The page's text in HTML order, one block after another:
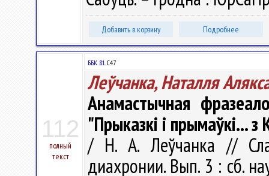
Добавить в корзину Подробнее
112
полный
текст
ББК 81.С47
Леўчанка, Наталля
Анамастычная
"Прыказкі і прымаўкі...
/ Н. А. Леўчанка //
диахронии. Вып. 3 : сб.